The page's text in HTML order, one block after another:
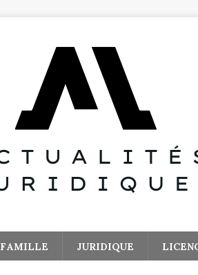
FAMILLE JURIDIQUE